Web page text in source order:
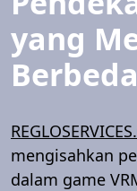
yang
mengisahkan
dalam game